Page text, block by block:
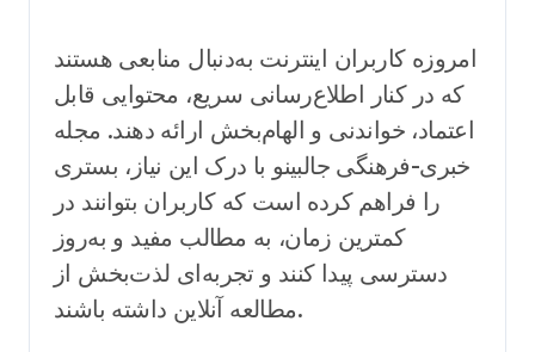
امروزه کاربران اینترنت به‌دنبال منابعی هستند
که در کنار اطلاع‌رسانی سریع، محتوایی قابل
اعتماد، خواندنی و الهام‌بخش ارائه دهند. مجله
خبری-فرهنگی جالبینو با درک این نیاز، بستری
را فراهم کرده است که کاربران بتوانند در
کمترین زمان، به مطالب مفید و به‌روز
دسترسی پیدا کنند و تجربه‌ای لذت‌بخش از
مطالعه آنلاین داشته باشند.